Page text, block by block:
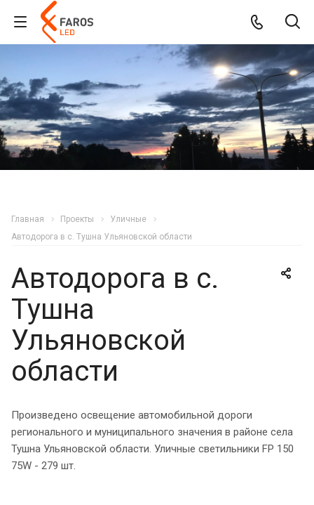
Главная Проекты
Уличные
Автодорога в с. Тушна Ульяновской области
Автодорога в с.
Тушна
Ульяновской
области
Произведено освещение автомобильной дороги
регионального и муниципального значения в районе села
Тушна Ульяновской области. Уличные светильники FP 150
75W - 279 шт.